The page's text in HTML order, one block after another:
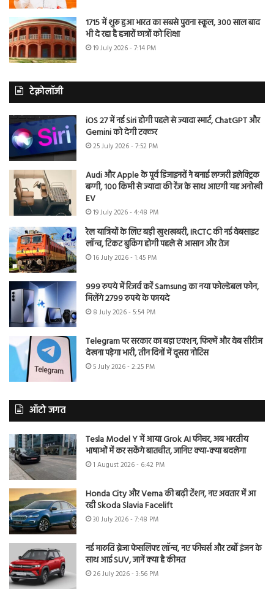
1715 में शुरू हुआ भारत का सबसे पुराना स्कूल, 300 साल बाद
भी दे रहा है हजारों छात्रों को शिक्षा
19 July 2026 - 7:14 PM
टेक्नोलॉजी
iOS 27 में नई Siri होगी पहले से ज्यादा स्मार्ट, ChatGPT और
Gemini को देगी टक्कर
25 July 2026 - 7:52 PM
Audi और Apple के पूर्व डिजाइनरों ने बनाई लग्जरी इलेक्ट्रिक
बग्गी, 100 किमी से ज्यादा की रेंज के साथ आएगी यह अनोखी
EV
19 July 2026 - 4:48 PM
रेल यात्रियों के लिए बड़ी खुशखबरी, IRCTC की नई वेबसाइट
लॉन्च, टिकट बुकिंग होगी पहले से आसान और तेज
16 July 2026 - 1:45 PM
999 रुपये में रिजर्व करें Samsung का नया फोल्डेबल फोन,
मिलेंगे 2799 रुपये के फायदे
8 July 2026 - 5:54 PM
Telegram पर सरकार का बड़ा एक्शन, फिल्में और वेब सीरीज
देखना पड़ेगा भारी, तीन दिनों में दूसरा नोटिस
5 July 2026 - 2:25 PM
ऑटो जगत
Tesla Model Y में आया Grok AI फीचर, अब भारतीय
भाषाओं में कर सकेंगे बातचीत, जानिए क्या-क्या बदलेगा
1 August 2026 - 6:42 PM
Honda City और Verna की बढ़ी टेंशन, नए अवतार में आ
रही Skoda Slavia Facelift
30 July 2026 - 7:48 PM
नई मारुति ब्रेजा फेसलिफ्ट लॉन्च, नए फीचर्स और टर्बो इंजन के
साथ आई SUV, जानें क्या है कीमत
26 July 2026 - 3:56 PM